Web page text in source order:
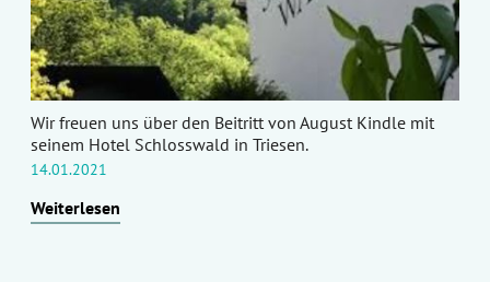
Wir freuen uns über den Beitritt von August Kindle mit
seinem Hotel Schlosswald in Triesen.
14.01.2021
Weiterlesen